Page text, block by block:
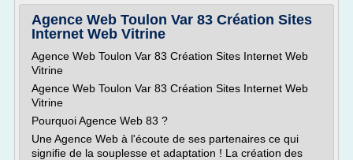
Agence Web Toulon Var 83 Création Sites
Internet Web Vitrine
Agence Web Toulon Var 83 Création Sites Internet Web
Vitrine
Agence Web Toulon Var 83 Création Sites Internet Web
Vitrine
Pourquoi Agence Web 83 ?
Une Agence Web à l'écoute de ses partenaires ce qui
signifie de la souplesse et adaptation ! La création des